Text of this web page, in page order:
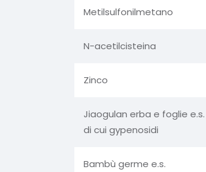
Metilsulfonilmetano
N-acetilcisteina
Zinco
Jiaogulan erba e foglie e.s.
di cui gypenosidi
Bambù germe e.s.